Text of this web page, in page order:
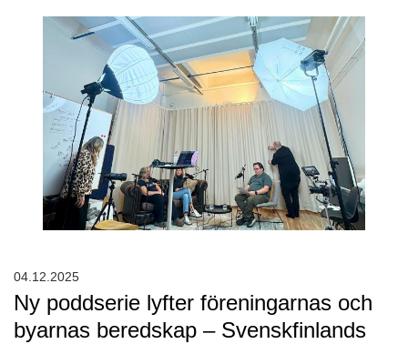
Ny poddserie lyfter föreningarnas och
byarnas beredskap – Svenskfinlands
04.12.2025